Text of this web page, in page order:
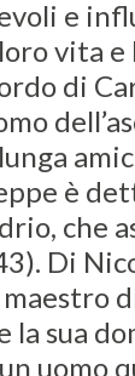
e
vita e
di
è
che
Di
la sua
uomo